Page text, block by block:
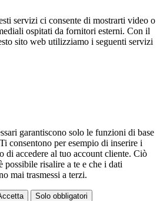
servizi ci consente di mostrarti video o
ospitati da fornitori esterni. Con il
sito web utilizziamo i seguenti servizi
garantiscono solo le funzioni di base
consentono per esempio di inserire i
di accedere al tuo account cliente. Ciò
possibile risalire a te e che i dati
mai trasmessi a terzi.
Solo obbligatori